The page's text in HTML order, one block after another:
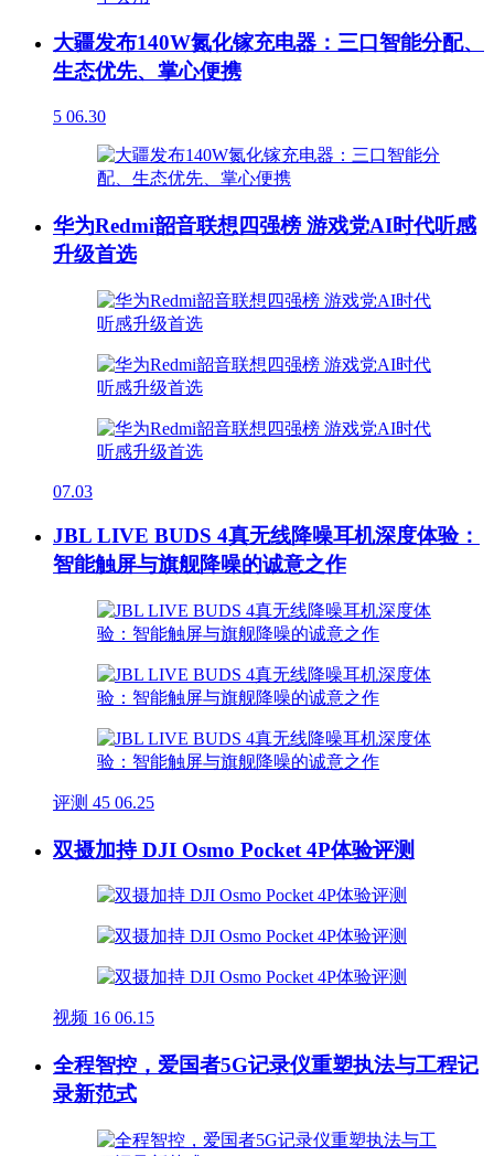
大疆发布140W氮化镓充电器：三口智能分配、
生态优先、掌心便携
5 06.30
华为Redmi韶音联想四强榜 游戏党AI时代听感
升级首选
07.03
JBL LIVE BUDS 4真无线降噪耳机深度体验：
智能触屏与旗舰降噪的诚意之作
评测 45 06.25
双摄加持 DJI Osmo Pocket 4P体验评测
视频 16 06.15
全程智控，爱国者5G记录仪重塑执法与工程记
录新范式